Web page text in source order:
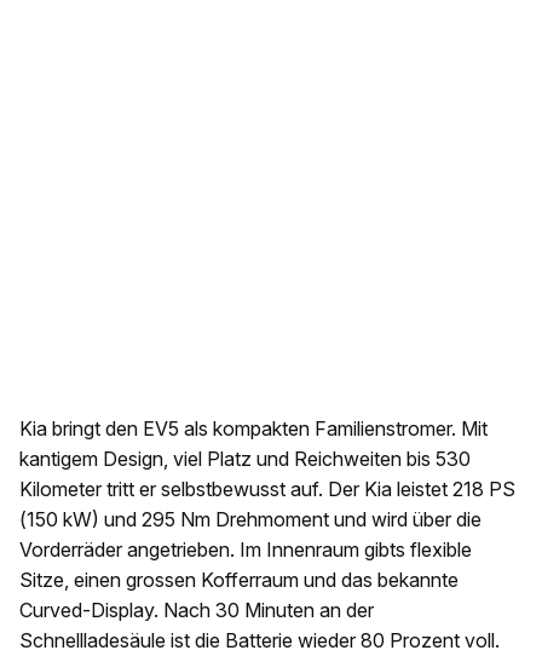
Kia bringt den EV5 als kompakten Familienstromer. Mit
kantigem Design, viel Platz und Reichweiten bis 530
Kilometer tritt er selbstbewusst auf. Der Kia leistet 218 PS
(150 kW) und 295 Nm Drehmoment und wird über die
Vorderräder angetrieben. Im Innenraum gibts flexible
Sitze, einen grossen Kofferraum und das bekannte
Curved-Display. Nach 30 Minuten an der
Schnellladesäule ist die Batterie wieder 80 Prozent voll.